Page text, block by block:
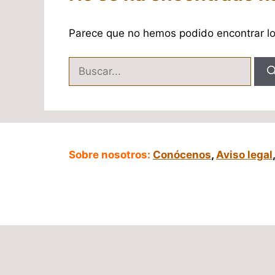
Parece que no hemos podido encontrar
Sobre nosotros: Conócenos, Aviso legal,